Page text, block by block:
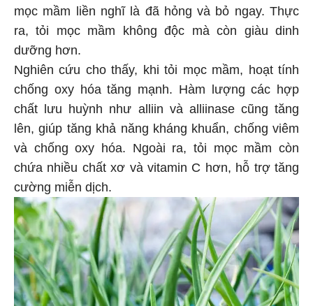
mọc mầm liền nghĩ là đã hỏng và bỏ ngay. Thực
ra, tỏi mọc mầm không độc mà còn giàu dinh
dưỡng hơn.
Nghiên cứu cho thấy, khi tỏi mọc mầm, hoạt tính
chống oxy hóa tăng mạnh. Hàm lượng các hợp
chất lưu huỳnh như alliin và alliinase cũng tăng
lên, giúp tăng khả năng kháng khuẩn, chống viêm
và chống oxy hóa. Ngoài ra, tỏi mọc mầm còn
chứa nhiều chất xơ và vitamin C hơn, hỗ trợ tăng
cường miễn dịch.